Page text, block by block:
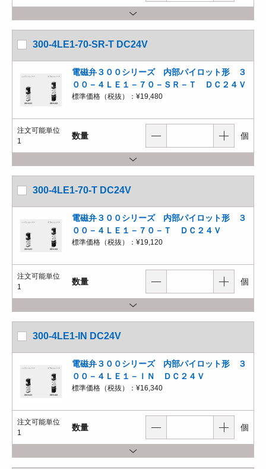
300-4LE1-70-SR-T DC24V
電磁弁３００シリーズ 内部パイロット形 ３
００－４ＬＥ１－７０－ＳＲ－Ｔ ＤＣ２４Ｖ
標準価格（税抜）： ¥19,480
注文可能単位
1
数量 個
300-4LE1-70-T DC24V
電磁弁３００シリーズ 内部パイロット形 ３
００－４ＬＥ１－７０－Ｔ ＤＣ２４Ｖ
標準価格（税抜）： ¥19,120
注文可能単位
1
数量 個
300-4LE1-IN DC24V
電磁弁３００シリーズ 内部パイロット形 ３
００－４ＬＥ１－ＩＮ ＤＣ２４Ｖ
標準価格（税抜）： ¥16,340
注文可能単位
1
数量 個